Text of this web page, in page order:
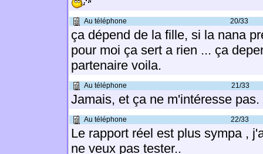
Au téléphone 20/33
ça dépend de la fille, si la nana
pour moi ça sert a rien ... ça
partenaire voila.
Au téléphone 21/33
Jamais, et ça ne m'intéresse pas.
Au téléphone 22/33
Le rapport réel est plus sympa ,
ne veux pas tester..